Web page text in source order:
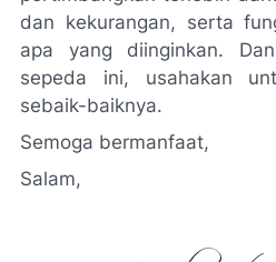
dan kekurangan, serta
apa yang diinginkan.
sepeda ini, usahakan
sebaik-baiknya.
Semoga bermanfaat,
Salam,